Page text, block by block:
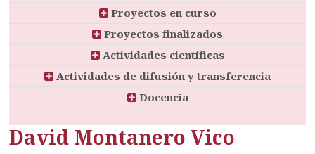
Proyectos en curso
Proyectos finalizados
Actividades científicas
Actividades de difusión y transferencia
Docencia
David Montanero Vico